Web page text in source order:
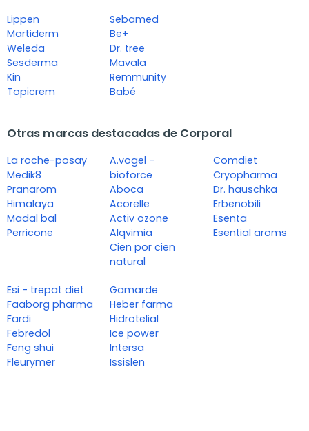
Lippen
Martiderm
Weleda
Sesderma
Kin
Topicrem
Sebamed
Be+
Dr. tree
Mavala
Remmunity
Babé
Otras marcas destacadas de Corporal
La roche-posay
Medik8
Pranarom
Himalaya
Madal bal
Perricone
A.vogel -
bioforce
Aboca
Acorelle
Activ ozone
Alqvimia
Cien por cien
natural
Comdiet
Cryopharma
Dr. hauschka
Erbenobili
Esenta
Esential aroms
Esi - trepat diet
Faaborg pharma
Fardi
Febredol
Feng shui
Fleurymer
Gamarde
Heber farma
Hidrotelial
Ice power
Intersa
Issislen